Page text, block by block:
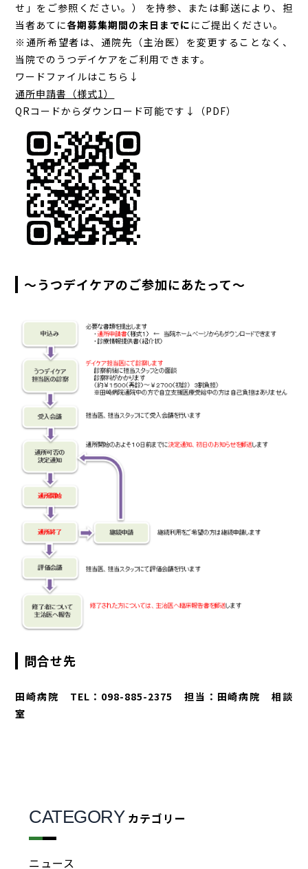
せ」をご参照ください。） を持参、または郵送により、担
当者あてに各期募集期間の末日までに にご提出ください。
※通所希望者は、通院先（主治医）を変更することなく、
当院でのうつデイケアをご利用できます。
ワードファイルはこちら↓
通所申請書（様式1）
QRコードからダウンロード可能です↓（PDF）
～うつデイケアのご参加にあたって～
問合せ先
田崎病院 TEL：098-885-2375 担当：田崎病院 相談
室
CATEGORY カテゴリー
ニュース